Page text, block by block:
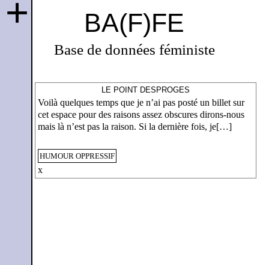
BA(F)FE
Base de données féministe
+
LE POINT DESPROGES
Voilà quelques temps que je n’ai pas posté un billet sur
cet espace pour des raisons assez obscures dirons-nous
mais là n’est pas la raison. Si la dernière fois, je[…]
HUMOUR OPPRESSIF
x